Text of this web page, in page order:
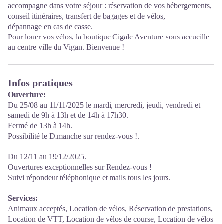
accompagne dans votre séjour : réservation de vos hébergements,
conseil itinéraires, transfert de bagages et de vélos,
dépannage en cas de casse.
Pour louer vos vélos, la boutique Cigale Aventure vous accueille
au centre ville du Vigan. Bienvenue !
Infos pratiques
Ouverture:
Du 25/08 au 11/11/2025 le mardi, mercredi, jeudi, vendredi et
samedi de 9h à 13h et de 14h à 17h30.
Fermé de 13h à 14h.
Possibilité le Dimanche sur rendez-vous !.
Du 12/11 au 19/12/2025.
Ouvertures exceptionnelles sur Rendez-vous !
Suivi répondeur téléphonique et mails tous les jours.
Services:
Animaux acceptés, Location de vélos, Réservation de prestations,
Location de VTT, Location de vélos de course, Location de vélos